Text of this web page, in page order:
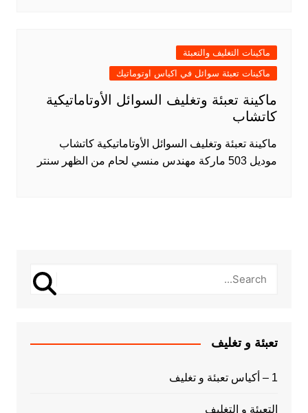
ماكينات التغليف والتعبئة
ماكينات تعبئة سوائل في اكياس اوتوماتيك
ماكينة تعبئة وتغليف السوائل الأوتاماتيكية
كاتشاب
ماكينة تعبئة وتغليف السوائل الأوتاماتيكية كاتشاب
موديل 503 ماركة مهندس منسي لحام من الظهر سنتر
تعبئة و تغليف
1 – أكياس تعبئة و تغليف
التعبئة و التغليف